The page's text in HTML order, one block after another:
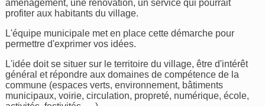
aménagement, une rénovation, un service qui pourrait
profiter aux habitants du village.
L'équipe municipale met en place cette démarche pour
permettre d'exprimer vos idées.
L'idée doit se situer sur le territoire du village, être d'intérêt
général et répondre aux domaines de compétence de la
commune (espaces verts, environnement, bâtiments
municipaux, voirie, circulation, propreté, numérique, école,